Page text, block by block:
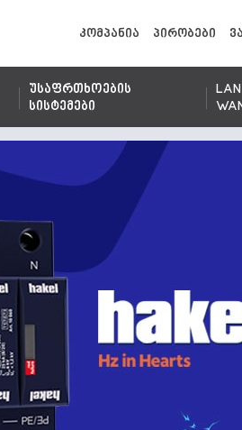
კომპანია პირობები
უსაფრთხოების
სისტემები